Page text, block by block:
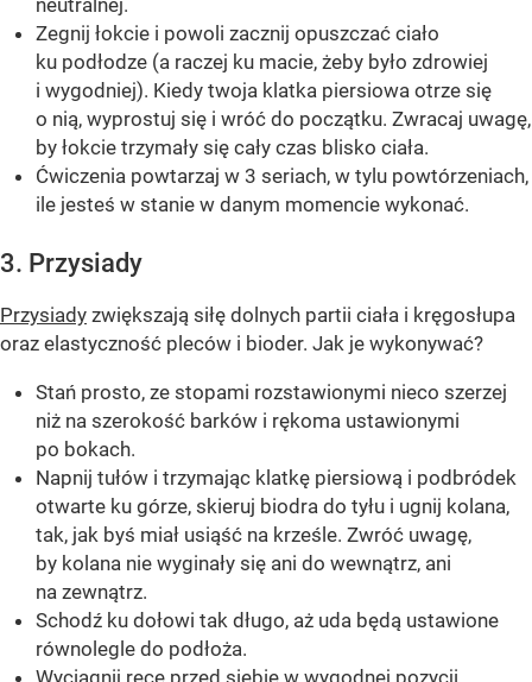
Zegnij łokcie i powoli zacznij opuszczać ciało
ku podłodze (a raczej ku macie, żeby było zdrowiej
i wygodniej). Kiedy twoja klatka piersiowa otrze się
o nią, wyprostuj się i wróć do początku. Zwracaj uwagę,
by łokcie trzymały się cały czas blisko ciała.
Ćwiczenia powtarzaj w 3 seriach, w tylu powtórzeniach,
ile jesteś w stanie w danym momencie wykonać.
3. Przysiady
Przysiady zwiększają siłę dolnych partii ciała i kręgosłupa
oraz elastyczność pleców i bioder. Jak je wykonywać?
Stań prosto, ze stopami rozstawionymi nieco szerzej
niż na szerokość barków i rękoma ustawionymi
po bokach.
Napnij tułów i trzymając klatkę piersiową i podbródek
otwarte ku górze, skieruj biodra do tyłu i ugnij kolana,
tak, jak byś miał usiąść na krześle. Zwróć uwagę,
by kolana nie wyginały się ani do wewnątrz, ani
na zewnątrz.
Schodź ku dołowi tak długo, aż uda będą ustawione
równolegle do podłoża.